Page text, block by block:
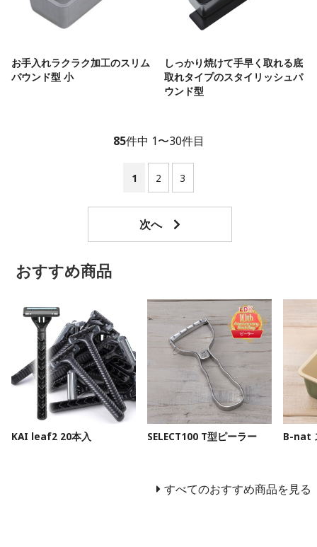
お手入れラクラク加工のスリム
パウンド型 小
しっかり焼けて手早く取れる底
取れタイプのスタイリッシュパ
ウンド型
85件中 1〜30件目
1 2 3
おすすめ商品
KAI leaf2 20本入 SELECT100 T型ピーラー B-nat
すべてのおすすめ商品を見る